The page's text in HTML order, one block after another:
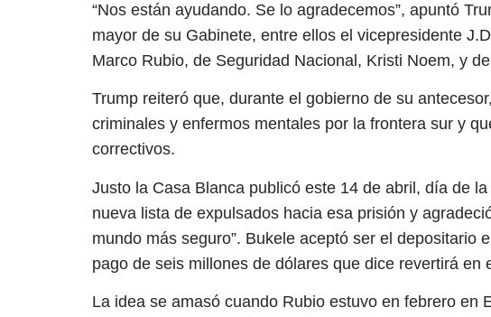
“Nos están ayudando. Se lo agradecemos”, apuntó
mayor de su Gabinete, entre ellos el vicepresidente
Marco Rubio, de Seguridad Nacional, Kristi Noem, y
Trump reiteró que, durante el gobierno de su
criminales y enfermos mentales por la frontera sur y
correctivos.
Justo la Casa Blanca publicó este 14 de abril, día de
nueva lista de expulsados hacia esa prisión y
mundo más seguro”. Bukele aceptó ser el depositario
pago de seis millones de dólares que dice revertirá en
La idea se amasó cuando Rubio estuvo en febrero en